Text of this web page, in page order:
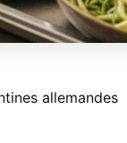
allemandes